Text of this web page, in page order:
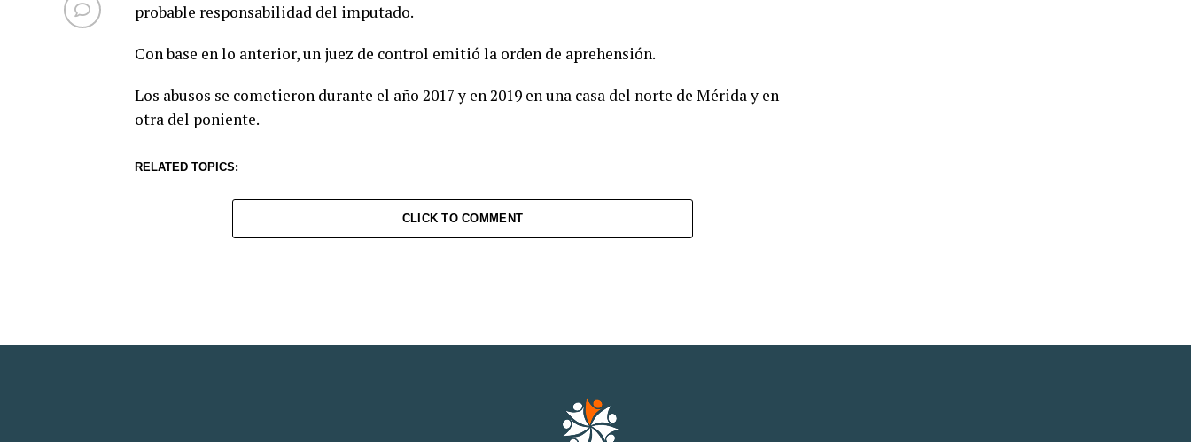
probable responsabilidad del imputado.
Con base en lo anterior, un juez de control emitió la orden de aprehensión.
Los abusos se cometieron durante el año 2017 y en 2019 en una casa del norte de Mérida y en
otra del poniente.
RELATED TOPICS:
CLICK TO COMMENT